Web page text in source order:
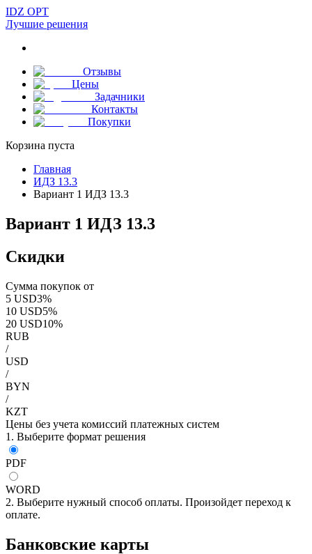
IDZ OPT
Лучшие решения
Отзывы
Цены
Задачники
Контакты
Покупки
Корзина пуста
Главная
ИДЗ 13.3
Вариант 1 ИДЗ 13.3
Вариант 1 ИДЗ 13.3
Скидки
Сумма покупок от
5 USD3%
10 USD5%
20 USD10%
RUB
/
USD
/
BYN
/
KZT
Цены без учета комиссий платежных систем
1. Выберите формат решения
PDF
WORD
2. Выберите нужный способ оплаты. Произойдет переход к
оплате.
Банковские карты